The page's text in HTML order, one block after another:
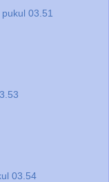
03.51
03.54